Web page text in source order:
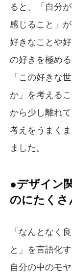
ると、「自分
感じること」
好きなことや
の好きを極め
「この好きな
か」を考える
から少し離れ
考えをうまく
ました。
●デザイン
のにたくさ
「なんとなく
と」を言語化
自分の中のモ